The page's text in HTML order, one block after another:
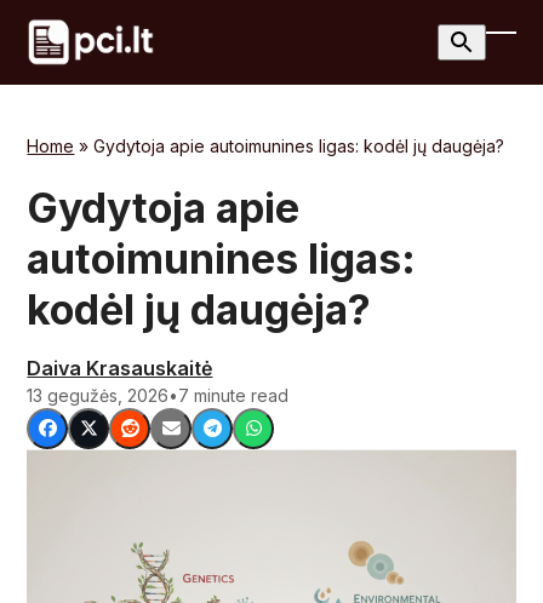
Skip
content
Home »Gydytoja apie autoimunines ligas: kodėl jų daugėja?
Gydytoja apie
autoimunines ligas:
kodėl jų daugėja?
Daiva Krasauskaitė
13 gegužės, 2026•7 minute read